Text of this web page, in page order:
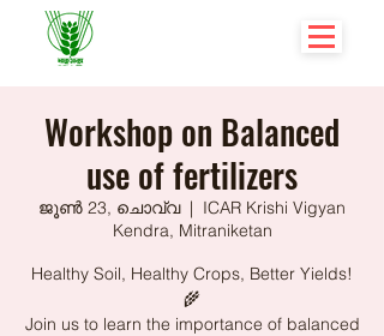
Workshop on Balanced
use of fertilizers
ജൂൺ 23, ചൊവ്വ
  |
ICAR Krishi Vigyan
Kendra, Mitraniketan
Healthy Soil, Healthy Crops, Better Yields!
🌾
Join us to learn the importance of balanced